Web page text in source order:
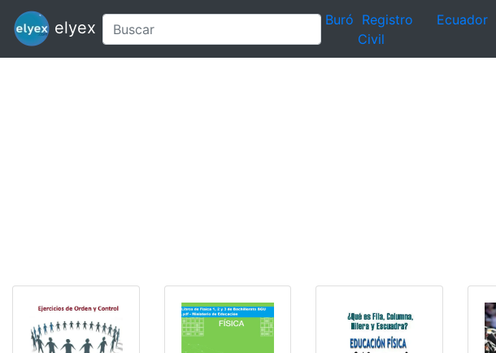
elyex Buró Registro
Civil
Ecuador